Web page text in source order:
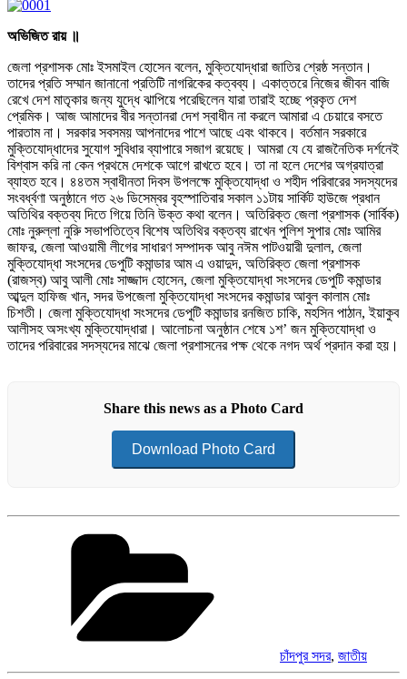
অভিজিত রায় ॥
জেলা প্রশাসক মোঃ ইসমাইল হোসেন বলেন, মুক্তিযোদ্ধারা জাতির শ্রেষ্ঠ সন্তান।
তাদের প্রতি সম্মান জানানো প্রতিটি নাগরিকের কত্বব্য। একাত্তরে নিজের জীবন বাজি
রেখে দেশ মাতৃকার জন্য যুদ্ধে ঝাপিয়ে পরেছিলেন যারা তারাই হচ্ছে প্রকৃত দেশ
প্রেমিক। আজ আমাদের বীর সন্তানরা দেশ স্বাধীন না করলে আমারা এ চেয়ারে বসতে
পারতাম না। সরকার সবসময় আপনাদের পাশে আছে এবং থাকবে। বর্তমান সরকারে
মুক্তিযোদ্ধাদের সুযোগ সুবিধার ব্যাপারে সজাগ রয়েছে। আমরা যে যে রাজনৈতিক দর্শনেই
বিশ্বাস করি না কেন প্রথমে দেশকে আগে রাখতে হবে। তা না হলে দেশের অগ্রযাত্রা
ব্যাহত হবে। ৪৪তম স্বাধীনতা দিবস উপলক্ষে মুক্তিযোদ্ধা ও শহীদ পরিবারের সদস্যদের
সংবর্ধ্বণা অনুষ্ঠানে গত ২৬ ডিসেম্বর বৃহস্পাতিবার সকাল ১১টায় সার্কিট হাউজে প্রধান
অতিথির বক্তব্য দিতে গিয়ে তিনি উক্ত কথা বলেন। অতিরিক্ত জেলা প্রশাসক (সার্বিক)
মোঃ নুরুল্লা নুরিু সভাপতিত্বে বিশেষ অতিথির বক্তব্য রাখেন পুলিশ সুপার মোঃ আমির
জাফর, জেলা আওয়ামী লীগের সাধারণ সম্পাদক আবু নঈম পাটওয়ারী দুলাল, জেলা
মুক্তিযোদ্ধা সংসদের ডেপুটি কমান্ডার আম এ ওয়াদুদ, অতিরিক্ত জেলা প্রশাসক
(রাজস্ব) আবু আলী মোঃ সাজ্জাদ হোসেন, জেলা মুক্তিযোদ্ধা সংসদের ডেপুটি কমান্ডার
আব্দুল হাফিজ খান, সদর উপজেলা মুক্তিযোদ্ধা সংসদের কমান্ডার আবুল কালাম মোঃ
চিশতী। জেলা মুক্তিযোদ্ধা সংসদের ডেপুটি কমান্ডার রনজিত চাকি, মহসিন পাঠান, ইয়াকুব
আলীসহ অসংখ্য মুক্তিযোদ্ধারা। আলোচনা অনুষ্ঠান শেষে ১শ’ জন মুক্তিযোদ্ধা ও
তাদের পরিবারের সদস্যদের মাঝে জেলা প্রশাসনের পক্ষ থেকে নগদ অর্থ প্রদান করা হয়।
Share this news as a Photo Card
Download Photo Card
চাঁদপুর সদর, জাতীয়